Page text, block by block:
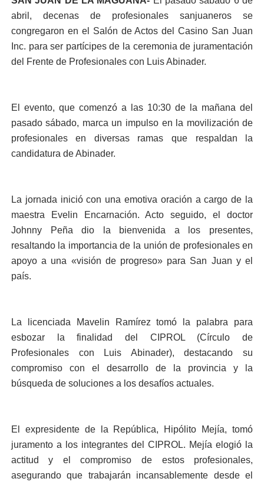
abril, decenas de profesionales sanjuaneros se
congregaron en el Salón de Actos del Casino San Juan
Inc. para ser partícipes de la ceremonia de juramentación
del Frente de Profesionales con Luis Abinader.
El evento, que comenzó a las 10:30 de la mañana del
pasado sábado, marca un impulso en la movilización de
profesionales en diversas ramas que respaldan la
candidatura de Abinader.
La jornada inició con una emotiva oración a cargo de la
maestra Evelin Encarnación. Acto seguido, el doctor
Johnny Peña dio la bienvenida a los presentes,
resaltando la importancia de la unión de profesionales en
apoyo a una «visión de progreso» para San Juan y el
país.
La licenciada Mavelin Ramírez tomó la palabra para
esbozar la finalidad del CIPROL (Círculo de
Profesionales con Luis Abinader), destacando su
compromiso con el desarrollo de la provincia y la
búsqueda de soluciones a los desafíos actuales.
El expresidente de la República, Hipólito Mejía, tomó
juramento a los integrantes del CIPROL. Mejía elogió la
actitud y el compromiso de estos profesionales,
asegurando que trabajarán incansablemente desde el